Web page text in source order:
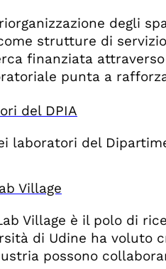
degli
strutture di
finanziata
punta a
del DPIA
laboratori del
Village
Village è il polo di
di Udine ha
possono